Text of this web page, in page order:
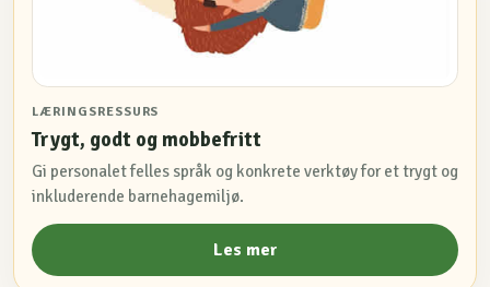
LÆRINGSRESSURS
Trygt, godt og mobbefritt
Gi personalet felles språk og konkrete verktøy for et trygt og
inkluderende barnehagemiljø.
Les mer